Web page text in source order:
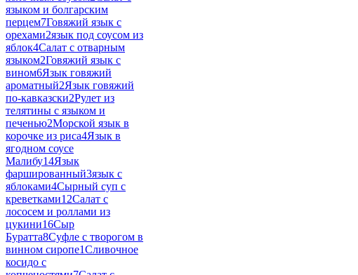
языком и болгарским
перцем7Говяжий язык с
орехами2язык под соусом из
яблок4Салат с отварным
языком2Говяжий язык с
вином6Язык говяжий
ароматный2Язык говяжий
по-кавказски2Рулет из
телятины с языком и
печенью2Морской язык в
корочке из риса4Язык в
ягодном соусе
Малибу14Язык
фаршированный3язык с
яблоками4Сырный суп с
креветками12Салат с
лососем и роллами из
цукини16Сыр
Буратта8Суфле с творогом в
винном сиропе1Сливочное
косидо с